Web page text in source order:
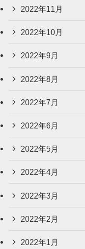
2022年11月
2022年10月
2022年9月
2022年8月
2022年7月
2022年6月
2022年5月
2022年4月
2022年3月
2022年2月
2022年1月